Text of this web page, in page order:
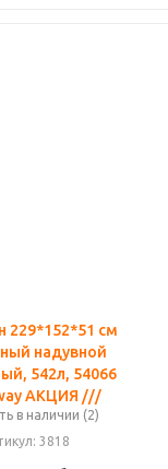
229*152*51 см
надувной
542л, 54066
АКЦИЯ ///
в наличии (2)
: 3818